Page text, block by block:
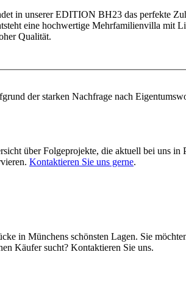
in unserer EDITION BH23 das perfekte
eine hochwertige Mehrfamilienvilla
Qualität.
der starken Nachfrage nach
über Folgeprojekte, die aktuell bei uns
Kontaktieren Sie uns gerne.
in Münchens schönsten Lagen. Sie
Käufer sucht? Kontaktieren Sie uns.